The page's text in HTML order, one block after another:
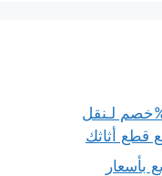
نقل عفش حي الياسمين.بـ40%خصم لـنقل
قطع أثاثك
بأسعار